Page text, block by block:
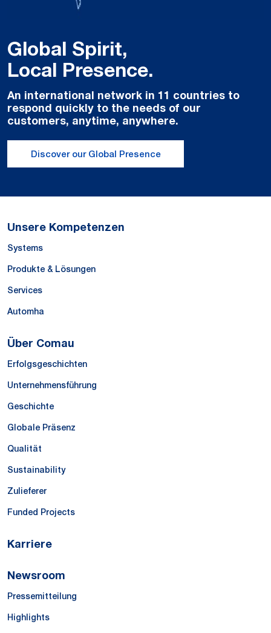
Global Spirit,
Local Presence.
An international network in 11 countries to
respond quickly to the needs of our
customers, anytime, anywhere.
Discover our Global Presence
Unsere Kompetenzen
Systems
Produkte & Lösungen
Services
Automha
Über Comau
Erfolgsgeschichten
Unternehmensführung
Geschichte
Globale Präsenz
Qualität
Sustainability
Zulieferer
Funded Projects
Karriere
Newsroom
Pressemitteilung
Highlights